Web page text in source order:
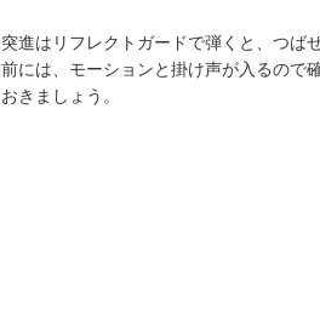
突進はリフレクトガードで弾くと、つば
前には、モーションと掛け声が入るので
おきましょう。